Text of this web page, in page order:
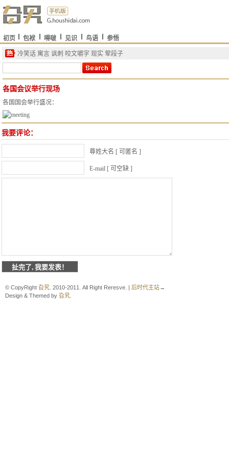
初页 包袱 嘚啵 见识 鸟语 参悟
冷笑话 寓言 讽刺 咬文嚼字 现实 荤段子
各国会议举行现场
各国国会举行盛况：
我要评论：
尊姓大名 [ 可匿名 ]
E-mail [ 可空缺 ]
© CopyRight 旮旯 . 2010-2011. All Right Reresve. | 后时代主站→
Design & Themed by 旮旯